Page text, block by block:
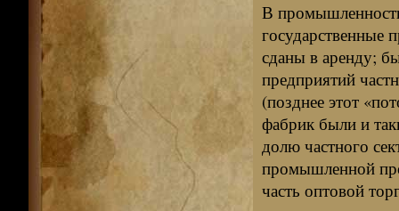
В
государственные
сданы в аренду;
предприятий
(позднее этот
фабрик были и
долю частного
промышленной
часть оптовой